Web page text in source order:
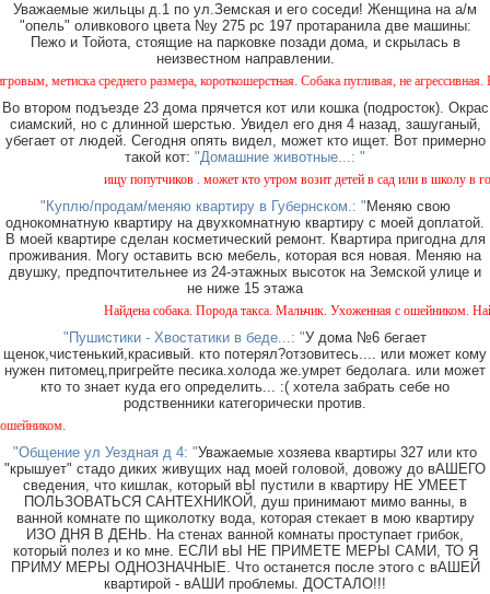
Уважаемые жильцы д.1 по ул.Земская и его соседи! Женщина на а/м
"опель" оливкового цвета №у 275 рс 197 протаранила две машины:
Пежо и Тойота, стоящие на парковке позади дома, и скрылась в
неизвестном направлении.
размера, короткошерстная. Собака пугливая, не агрессивная. Кто видел,
Во втором подъезде 23 дома прячется кот или кошка (подросток). Окрас
сиамский, но с длинной шерстью. Увидел его дня 4 назад, зашуганый,
убегает от людей. Сегодня опять видел, может кто ищет. Вот примерно
такой кот: "Домашние животные...: "
ищу попутчиков . может кто утром возит детей в сад или в школу в город
"Куплю/продам/меняю квартиру в Губернском.: " Меняю свою
однокомнатную квартиру на двухкомнатную квартиру с моей доплатой.
В моей квартире сделан косметический ремонт. Квартира пригодна для
проживания. Могу оставить всю мебель, которая вся новая. Меняю на
двушку, предпочтительнее из 24-этажных высоток на Земской улице и
не ниже 15 этажа
Найдена собака. Порода такса. Мальчик. Ухоженная с ошейником. Найдена
"Пушистики - Хвостатики в беде...: "У дома №6 бегает
щенок,чистенький,красивый. кто потерял?отзовитесь.... или может кому
нужен питомец,пригрейте песика.холода же.умрет бедолага. или может
кто то знает куда его определить... :( хотела забрать себе но
родственники категорически против.
"Общение ул Уездная д 4: "Уважаемые хозяева квартиры 327 или кто
"крышует" стадо диких живущих над моей головой, довожу до вАШЕГО
сведения, что кишлак, который вЫ пустили в квартиру НЕ УМЕЕТ
ПОЛЬЗОВАТЬСЯ САНТЕХНИКОЙ, душ принимают мимо ванны, в
ванной комнате по щиколотку вода, которая стекает в мою квартиру
ИЗО ДНЯ В ДЕНЬ. На стенах ванной комнаты проступает грибок,
который полез и ко мне. ЕСЛИ вЫ НЕ ПРИМЕТЕ МЕРЫ САМИ, ТО Я
ПРИМУ МЕРЫ ОДНОЗНАЧНЫЕ. Что останется после этого с вАШЕЙ
квартирой - вАШИ проблемы. ДОСТАЛО!!!